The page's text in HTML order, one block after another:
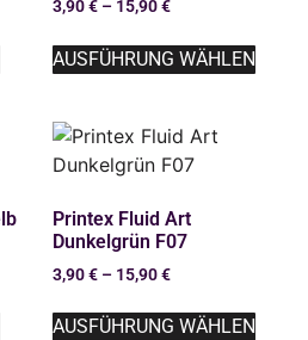
3,90€ – 15,90€
AUSFÜHRUNG WÄHLEN
Printex Fluid Art
Dunkelgrün F07
3,90€ – 15,90€
AUSFÜHRUNG WÄHLEN